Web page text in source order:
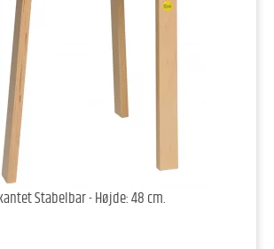
Stabelbar - Højde: 48 cm.